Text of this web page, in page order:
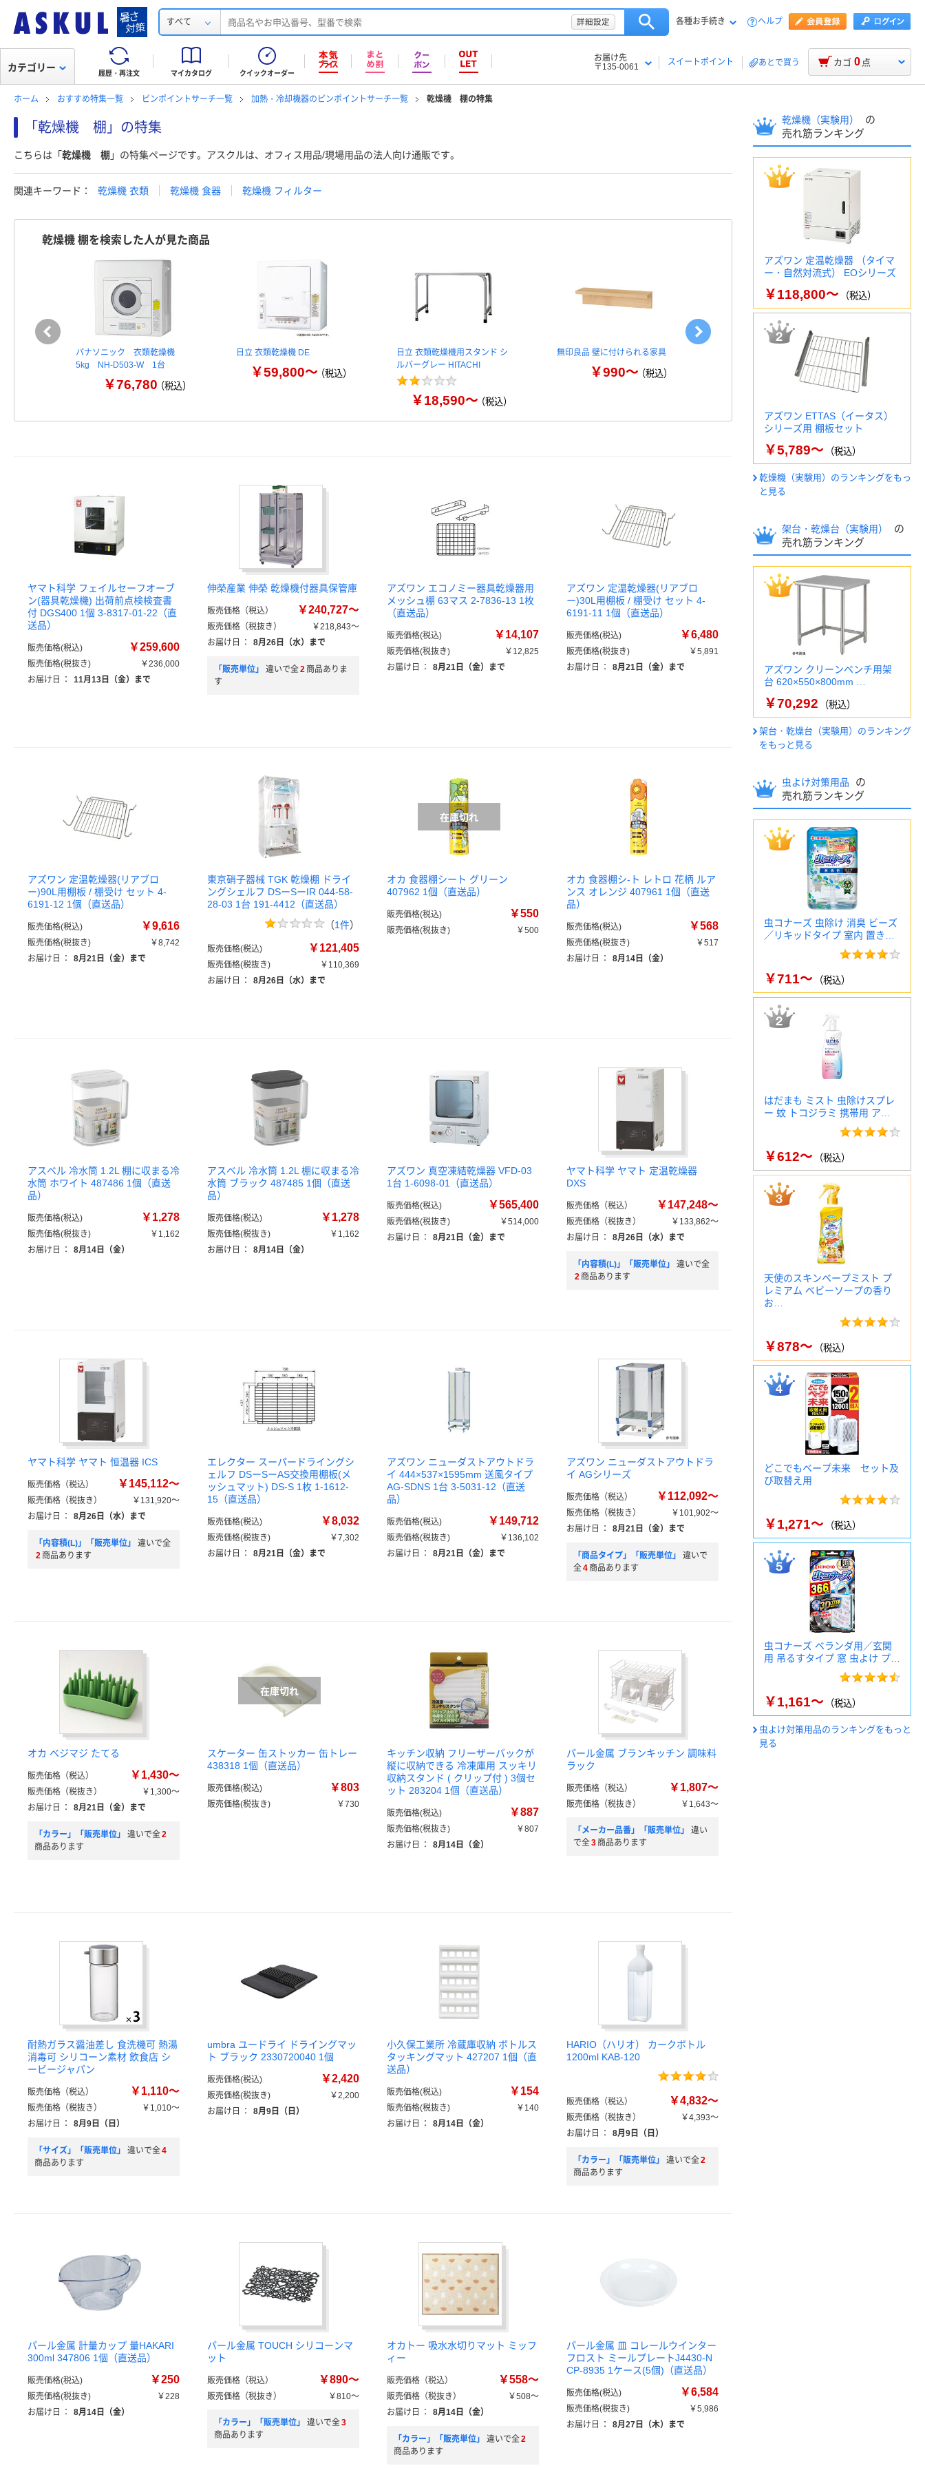
すべて 詳細設定 各種お手続き ヘルプ
履歴・再注文 マイカタログ クイックオーダー
お届け先
〒135-0061
スイートポイント あとで買う
カテゴリー カゴ 0 点
ホーム おすすめ特集一覧 ピンポイントサーチ一覧 加熱・冷却機器のピンポイントサーチ一覧 乾燥機 棚の特集
「乾燥機 棚」の特集
こちらは「乾燥機 棚 」の特集ページです。アスクルは、オフィス用品/現場用品の法人向け通販です。
関連キーワード： 乾燥機 衣類 乾燥機 食器 乾燥機 フィルター
乾燥機 棚を検索した人が見た商品
パナソニック 衣類乾燥機
5kg NH-D503-W 1台
￥76,780（税込）
日立 衣類乾燥機 DE
￥59,800～（税込）
日立 衣類乾燥機用スタンド シ
ルバーグレー HITACHI
￥18,590～（税込）
無印良品 壁に付けられる家具
￥990～（税込）
SANKA ラック 3段 収納棚 収
納 カラーボックス 組立…
（税込）
ヤマト科学 フェイルセーフオーブ
ン(器具乾燥機) 出荷前点検検査書
付 DGS400 1個 3-8317-01-22（直
送品）
販売価格(税込) ￥259,600
販売価格(税抜き)
￥236,000
お届け日
： 11月13日（金）まで
伸榮産業 伸榮 乾燥機付器具保管庫
販売価格（税込） ￥240,727～
販売価格（税抜き）
￥218,843～
お届け日
： 8月26日（水）まで
「販売単位」 違いで全2 商品ありま
す
アズワン エコノミー器具乾燥器用
メッシュ棚 63マス 2-7836-13 1枚
（直送品）
販売価格(税込) ￥14,107
販売価格(税抜き)
￥12,825
お届け日
： 8月21日（金）まで
アズワン 定温乾燥器(リアブロ
ー)30L用棚板 / 棚受け セット 4-
6191-11 1個（直送品）
販売価格(税込) ￥6,480
販売価格(税抜き)
￥5,891
お届け日
： 8月21日（金）まで
アズワン 定温乾燥器(リアブロ
ー)90L用棚板 / 棚受け セット 4-
6191-12 1個（直送品）
販売価格(税込) ￥9,616
販売価格(税抜き)
￥8,742
お届け日
： 8月21日（金）まで
東京硝子器械 TGK 乾燥棚 ドライ
ングシェルフ DSーSーIR 044-58-
28-03 1台 191-4412（直送品）
（1件）
販売価格(税込) ￥121,405
販売価格(税抜き)
￥110,369
お届け日
： 8月26日（水）まで
オカ 食器棚シート グリーン
407962 1個（直送品）
販売価格(税込) ￥550
販売価格(税抜き) ￥500
オカ 食器棚シ-ト レトロ 花柄 ルア
ンス オレンジ 407961 1個（直送
品）
販売価格(税込) ￥568
販売価格(税抜き)
￥517
お届け日
： 8月14日（金）
アスベル 冷水筒 1.2L 棚に収まる冷
水筒 ホワイト 487486 1個（直送
品）
販売価格(税込) ￥1,278
販売価格(税抜き)
￥1,162
お届け日
： 8月14日（金）
アスベル 冷水筒 1.2L 棚に収まる冷
水筒 ブラック 487485 1個（直送
品）
販売価格(税込) ￥1,278
販売価格(税抜き)
￥1,162
お届け日
： 8月14日（金）
アズワン 真空凍結乾燥器 VFD-03
1台 1-6098-01（直送品）
販売価格(税込) ￥565,400
販売価格(税抜き)
￥514,000
お届け日
： 8月21日（金）まで
ヤマト科学 ヤマト 定温乾燥器
DXS
販売価格（税込） ￥147,248～
販売価格（税抜き）
￥133,862～
お届け日
： 8月26日（水）まで
「内容積(L)」「販売単位」
違いで全
2 商品あります
ヤマト科学 ヤマト 恒温器 ICS
販売価格（税込） ￥145,112～
販売価格（税抜き）
￥131,920～
お届け日
： 8月26日（水）まで
「内容積(L)」「販売単位」
違いで全
2 商品あります
エレクター スーパードライングシ
ェルフ DSーSーAS交換用棚板(メ
ッシュマット) DS-S 1枚 1-1612-
15（直送品）
販売価格(税込) ￥8,032
販売価格(税抜き)
￥7,302
お届け日
： 8月21日（金）まで
アズワン ニューダストアウトドラ
イ 444×537×1595mm 送風タイプ
AG-SDNS 1台 3-5031-12（直送
品）
販売価格(税込) ￥149,712
販売価格(税抜き)
￥136,102
お届け日
： 8月21日（金）まで
アズワン ニューダストアウトドラ
イ AGシリーズ
販売価格（税込） ￥112,092～
販売価格（税抜き）
￥101,902～
お届け日
： 8月21日（金）まで
「商品タイプ」「販売単位」
違いで
全4 商品あります
オカ ベジマジ たてる
販売価格（税込） ￥1,430～
販売価格（税抜き）
￥1,300～
お届け日
： 8月21日（金）まで
「カラー」「販売単位」 違いで全2
商品あります
スケーター 缶ストッカー 缶トレー
438318 1個（直送品）
販売価格(税込) ￥803
販売価格(税抜き) ￥730
キッチン収納 フリーザーバックが
縦に収納できる 冷凍庫用 スッキリ
収納スタンド ( クリップ付 ) 3個セ
ット 283204 1個（直送品）
販売価格(税込) ￥887
販売価格(税抜き)
￥807
お届け日
： 8月14日（金）
パール金属 ブランキッチン 調味料
ラック
販売価格（税込） ￥1,807～
販売価格（税抜き） ￥1,643～
「メーカー品番」「販売単位」
違い
で全3 商品あります
耐熱ガラス醤油差し 食洗機可 熱湯
消毒可 シリコーン素材 飲食店 シ
ービージャパン
販売価格（税込） ￥1,110～
販売価格（税抜き）
￥1,010～
お届け日
： 8月9日（日）
「サイズ」「販売単位」 違いで全4
商品あります
umbra ユードライ ドライングマッ
ト ブラック 2330720040 1個
販売価格(税込) ￥2,420
販売価格(税抜き)
￥2,200
お届け日
： 8月9日（日）
小久保工業所 冷蔵庫収納 ボトルス
タッキングマット 427207 1個（直
送品）
販売価格(税込) ￥154
販売価格(税抜き)
￥140
お届け日
： 8月14日（金）
HARIO（ハリオ） カークボトル
1200ml KAB-120
販売価格（税込） ￥4,832～
販売価格（税抜き）
￥4,393～
お届け日
： 8月9日（日）
「カラー」「販売単位」 違いで全2
商品あります
パール金属 計量カップ 量HAKARI
300ml 347806 1個（直送品）
販売価格(税込) ￥250
販売価格(税抜き)
￥228
お届け日
： 8月14日（金）
パール金属 TOUCH シリコーンマ
ット
販売価格（税込） ￥890～
販売価格（税抜き） ￥810～
「カラー」「販売単位」 違いで全3
商品あります
オカトー 吸水水切りマット ミッフ
ィー
販売価格（税込） ￥558～
販売価格（税抜き）
￥508～
お届け日
： 8月14日（金）
「カラー」「販売単位」 違いで全2
商品あります
パール金属 皿 コレールウインター
フロスト ミールプレートJ4430-N
CP-8935 1ケース(5個)（直送品）
販売価格(税込) ￥6,584
販売価格(税抜き)
￥5,986
お届け日
： 8月27日（木）まで
乾燥機（実験用）
の
売れ筋ランキング
アズワン 定温乾燥器 （タイマ
ー・自然対流式） EOシリーズ
￥118,800～ （税込）
アズワン ETTAS（イータス）
シリーズ用 棚板セット
￥5,789～ （税込）
乾燥機（実験用）のランキングをもっ
と見る
架台・乾燥台（実験用）
の
売れ筋ランキング
アズワン クリーンベンチ用架
台 620×550×800mm …
￥70,292 （税込）
架台・乾燥台（実験用）のランキング
をもっと見る
虫よけ対策用品
の
売れ筋ランキング
虫コナーズ 虫除け 消臭 ビーズ
／リキッドタイプ 室内 置き…
￥711～ （税込）
はだまも ミスト 虫除けスプレ
ー 蚊 トコジラミ 携帯用 ア…
￥612～ （税込）
天使のスキンベープミスト プ
レミアム ベビーソープの香り
お…
￥878～ （税込）
どこでもベープ未来 セット及
び取替え用
￥1,271～ （税込）
虫コナーズ ベランダ用／玄関
用 吊るすタイプ 窓 虫よけ プ…
￥1,161～ （税込）
虫よけ対策用品のランキングをもっと
見る